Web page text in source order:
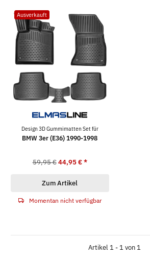
Ausverkauft
Design 3D Gummimatten Set für
BMW 3er (E36) 1990-1998
59,95 € 44,95 €*
Zum Artikel
Momentan nicht verfügbar
Artikel 1 - 1 von 1